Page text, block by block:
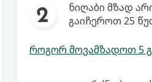
ნიღაბი მზად
გაიჩეროთ 25
როგორ მოვამზადოთ 5